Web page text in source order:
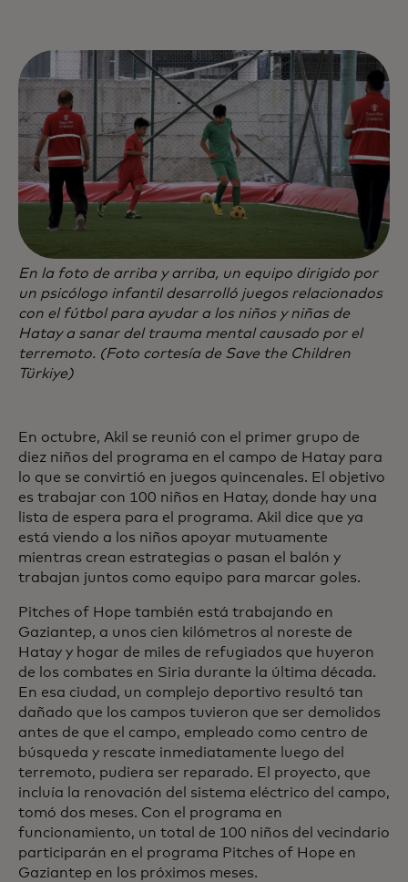
En la foto de arriba y arriba, un equipo dirigido por
un psicólogo infantil desarrolló juegos relacionados
con el fútbol para ayudar a los niños y niñas de
Hatay a sanar del trauma mental causado por el
terremoto. (Foto cortesía de Save the Children
Türkiye)
En octubre, Akil se reunió con el primer grupo de
diez niños del programa en el campo de Hatay para
lo que se convirtió en juegos quincenales. El objetivo
es trabajar con 100 niños en Hatay, donde hay una
lista de espera para el programa. Akil dice que ya
está viendo a los niños apoyar mutuamente
mientras crean estrategias o pasan el balón y
trabajan juntos como equipo para marcar goles.
Pitches of Hope también está trabajando en
Gaziantep, a unos cien kilómetros al noreste de
Hatay y hogar de miles de refugiados que huyeron
de los combates en Siria durante la última década.
En esa ciudad, un complejo deportivo resultó tan
dañado que los campos tuvieron que ser demolidos
antes de que el campo, empleado como centro de
búsqueda y rescate inmediatamente luego del
terremoto, pudiera ser reparado. El proyecto, que
incluía la renovación del sistema eléctrico del campo,
tomó dos meses. Con el programa en
funcionamiento, un total de 100 niños del vecindario
participarán en el programa Pitches of Hope en
Gaziantep en los próximos meses.